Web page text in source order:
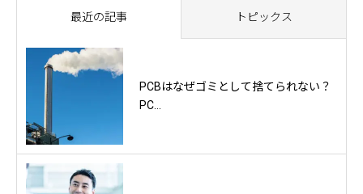
最近の記事 トピックス
PCBはなぜゴミとして捨てられない？
PC...